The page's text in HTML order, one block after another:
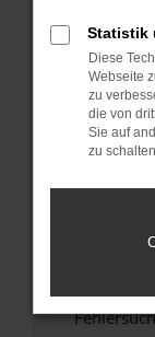
sind.
führen,
Wende
Wenn du
hast,
uns
Statistik
Diese
Webseite
zu
die von
Sie auf
zu